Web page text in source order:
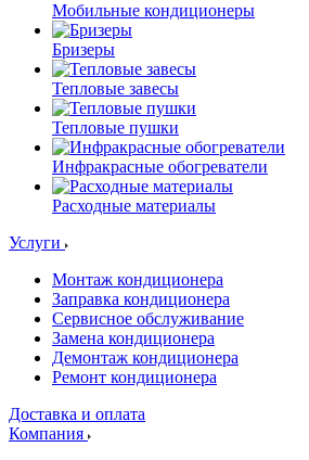
Мобильные кондиционеры
Бризеры
Тепловые завесы
Тепловые пушки
Инфракрасные обогреватели
Расходные материалы
Услуги
Монтаж кондиционера
Заправка кондиционера
Сервисное обслуживание
Замена кондиционера
Демонтаж кондиционера
Ремонт кондиционера
Доставка и оплата
Компания